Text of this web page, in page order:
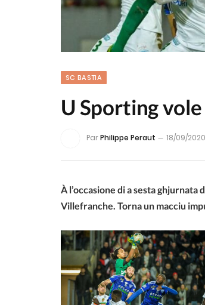
SC BASTIA
U Sporting
ParPhilippe Peraut 18/09/2020
À l’occasione di a sesta ghjurnata
Villefranche. Torna un macciu